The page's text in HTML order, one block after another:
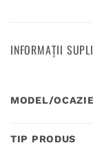
INFORMAȚII
MODEL/OCAZIE
TIP PRODUS